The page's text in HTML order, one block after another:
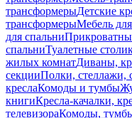
трансформерыДетские
трансформерыМебель
для спальни
спальниТуалетные
жилых комнатДиваны,
секцииПолки, стеллажи,
креслаКомоды и тумбы
книгиКресла-качалки,
телевизораКомоды,